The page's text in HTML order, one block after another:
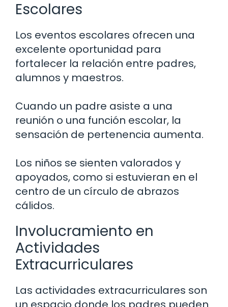
Escolares
Los eventos escolares ofrecen una
excelente oportunidad para
fortalecer la relación entre padres,
alumnos y maestros.
Cuando un padre asiste a una
reunión o una función escolar, la
sensación de pertenencia aumenta.
Los niños se sienten valorados y
apoyados, como si estuvieran en el
centro de un círculo de abrazos
cálidos.
Involucramiento en
Actividades
Extracurriculares
Las actividades extracurriculares son